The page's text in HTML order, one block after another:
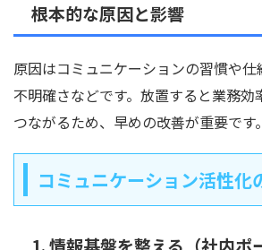
根本的な原因と影響
原因はコミュニケーションの習慣や
不明確さなどです。放置すると業務効
つながるため、早めの改善が重要です。
コミュニケーション活性化
1. 情報基盤を整える（社内ポ